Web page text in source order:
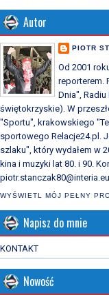
Autor
PIOTR
Od 2001
reporterem.
Dnia",
świętokrzyskie). W
"Sportu", krakowskiego
sportowego Relacje24.pl.
szlaku", który wydałem w
kina i muzyki lat 80. i 90.
WYŚWIETL MÓJ PEŁNY
Napisz do mnie
KONTAKT
Nowość